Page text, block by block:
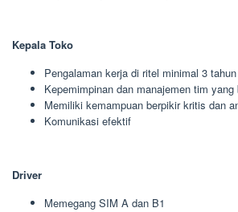
Kepala Toko
Pengalaman kerja di ritel minimal 3 tahun
Kepemimpinan dan manajemen tim yang
Memiliki kemampuan berpikir kritis dan
Komunikasi efektif
Driver
Memegang SIM A dan B1